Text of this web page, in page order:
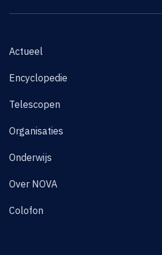
Actueel
Encyclopedie
Telescopen
Organisaties
Onderwijs
Over NOVA
Colofon